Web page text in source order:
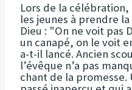
Lors de la
les jeunes à prendre
Dieu : "On ne voit pas
un canapé, on le voit
a-t-il lancé. Ancien
l’évêque n’a pas
chant de la promesse.